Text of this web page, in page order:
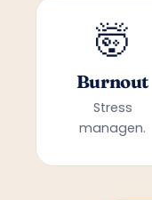
🤯
Burnout
Stress
managen.